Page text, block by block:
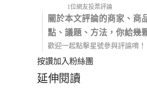
1位網友投票評論
關於本文評論的商家、商
點、議題、方法，你給幾
歡迎一起點擊星號參與評論唷！
按讚加入粉絲團
延伸閱讀